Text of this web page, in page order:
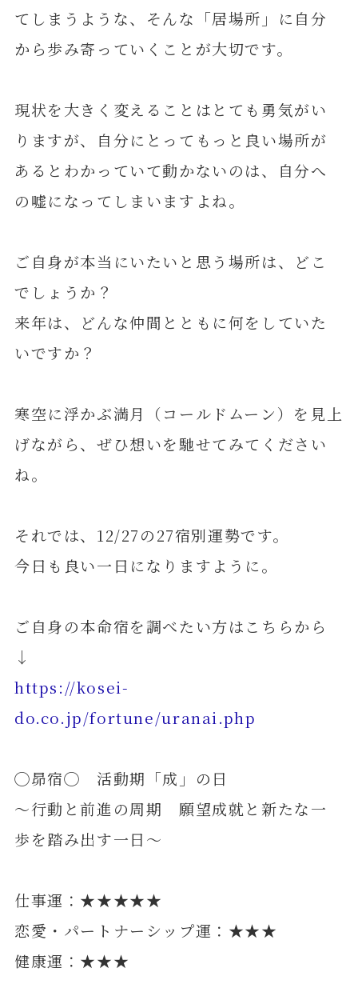
てしまうような、そんな「居場所」に自分
から歩み寄っていくことが大切です。
現状を大きく変えることはとても勇気がい
りますが、自分にとってもっと良い場所が
あるとわかっていて動かないのは、自分へ
の嘘になってしまいますよね。
ご自身が本当にいたいと思う場所は、どこ
でしょうか？
来年は、どんな仲間とともに何をしていた
いですか？
寒空に浮かぶ満月（コールドムーン）を見上
げながら、ぜひ想いを馳せてみてください
ね。
それでは、12/27の27宿別運勢です。
今日も良い一日になりますように。
ご自身の本命宿を調べたい方はこちらから
↓
https://kosei-
do.co.jp/fortune/uranai.php
◯昴宿◯ 活動期「成」の日
～行動と前進の周期 願望成就と新たな一
歩を踏み出す一日～
仕事運：★★★★★
恋愛・パートナーシップ運：★★★
健康運：★★★